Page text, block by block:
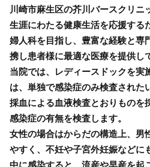
川崎市麻生区の芥川バースクリニ
生涯にわたる健康生活を応援する
婦人科を目指し、豊富な経験と専
携し患者様に最適な医療を提供し
当院では、レディースドックを実
は、単独で感染症のみ検査された
採血による血液検査とおりものを
感染症の有無を検査します。
女性の場合はからだの構造上、男
やすく、不妊や子宮外妊娠などに
中に感染すると、流産や早産を起